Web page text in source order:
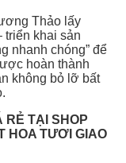
Thảo lấy
triển khai sản
nhanh chóng” để
hoàn thành
không bỏ lỡ bất
RẺ TẠI SHOP
HOA TƯƠI GIAO